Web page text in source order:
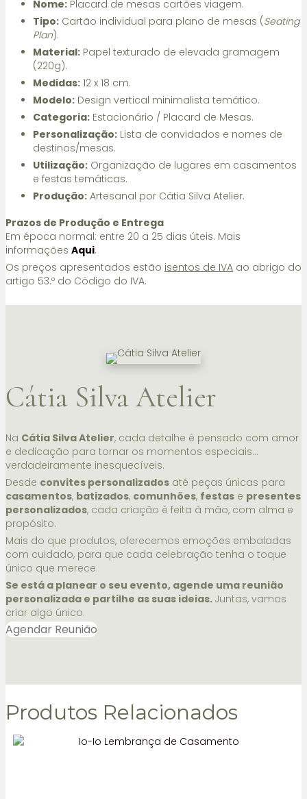
Nome: Placard de mesas cartões viagem.
Tipo: Cartão individual para plano de mesas (Seating
Plan).
Material: Papel texturado de elevada gramagem
(220g).
Medidas: 12 x 18 cm.
Modelo: Design vertical minimalista temático.
Categoria: Estacionário / Placard de Mesas.
Personalização: Lista de convidados e nomes de
destinos/mesas.
Utilização: Organização de lugares em casamentos
e festas temáticas.
Produção: Artesanal por Cátia Silva Atelier.
Prazos de Produção e Entrega
Em época normal: entre 20 a 25 dias úteis. Mais
informações Aqui.
Os preços apresentados estão isentos de IVA ao abrigo do
artigo 53.º do Código do IVA.
Cátia Silva Atelier
Na Cátia Silva Atelier, cada detalhe é pensado com amor
e dedicação para tornar os momentos especiais…
verdadeiramente inesquecíveis.
Desde convites personalizados até peças únicas para
casamentos, batizados, comunhões, festas e presentes
personalizados, cada criação é feita à mão, com alma e
propósito.
Mais do que produtos, oferecemos emoções embaladas
com cuidado, para que cada celebração tenha o toque
único que merece.
Se está a planear o seu evento, agende uma reunião
personalizada e partilhe as suas ideias. Juntas, vamos
criar algo único.
Agendar Reunião
Produtos Relacionados